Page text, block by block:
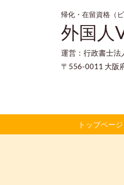
帰化・在留資格（
外国人
運営：行政書士法
〒556-0011 大阪
トップページ